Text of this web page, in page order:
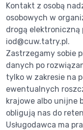
Kontakt z osobą
osobowych w
drogą elektroniczną
iod@cuw.tatry.pl.
Zastrzegamy sobie
danych po
tylko w zakresie na
ewentualnych
krajowe albo unijne
obligują nas do
Usługodawca ma